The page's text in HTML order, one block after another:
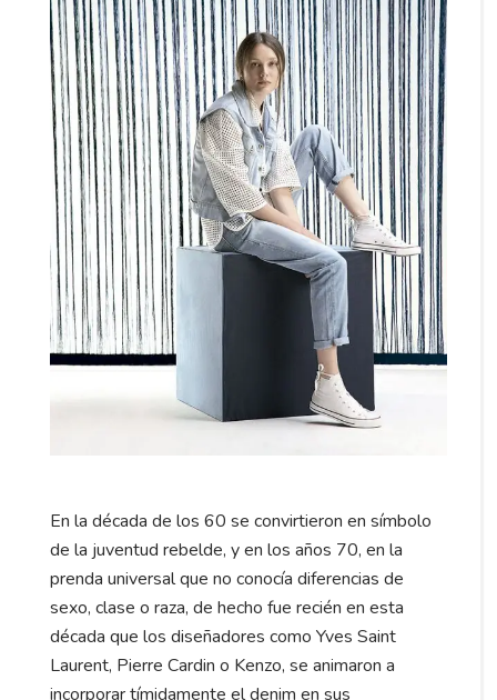
En la década de los 60 se convirtieron en símbolo
de la juventud rebelde, y en los años 70, en la
prenda universal que no conocía diferencias de
sexo, clase o raza, de hecho fue recién en esta
década que los diseñadores como Yves Saint
Laurent, Pierre Cardin o Kenzo, se animaron a
incorporar tímidamente el denim en sus